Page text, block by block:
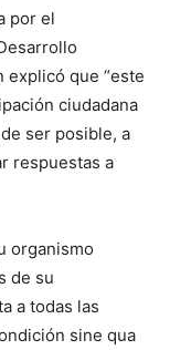
por el
explicó que “este
ciudadana
ser posible, a
respuestas a
organismo
de su
a todas las
sine qua